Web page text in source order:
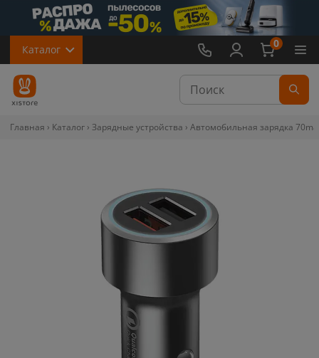
Каталог 0
Главная Каталог Зарядные устройства Автомобильная зарядка